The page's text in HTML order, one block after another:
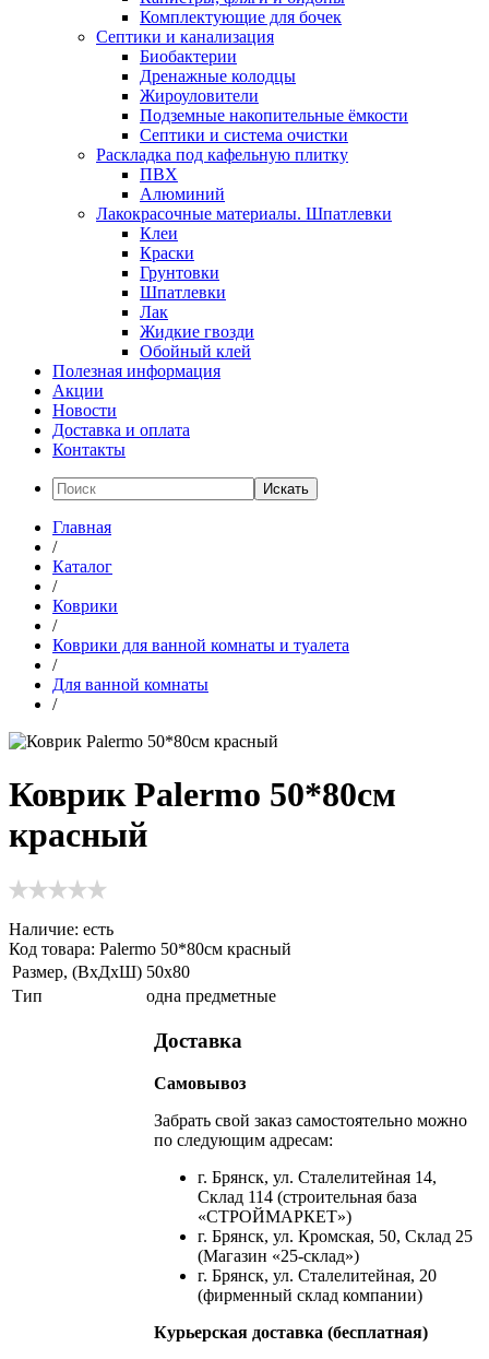
Комплектующие для бочек
Септики и канализация
Биобактерии
Дренажные колодцы
Жироуловители
Подземные накопительные ёмкости
Септики и система очистки
Раскладка под кафельную плитку
ПВХ
Алюминий
Лакокрасочные материалы. Шпатлевки
Клеи
Краски
Грунтовки
Шпатлевки
Лак
Жидкие гвозди
Обойный клей
Полезная информация
Акции
Новости
Доставка и оплата
Контакты
Искать
Главная
/
Каталог
/
Коврики
/
Коврики для ванной комнаты и туалета
/
Для ванной комнаты
/
Коврик Palermo 50*80см
красный
Наличие: есть
Код товара: Palermo 50*80см красный
Размер, (ВхДхШ) 50х80
Тип
одна предметные
Доставка
Самовывоз
Забрать свой заказ самостоятельно можно
по следующим адресам:
г. Брянск, ул. Сталелитейная 14,
Склад 114 (строительная база
«СТРОЙМАРКЕТ»)
г. Брянск, ул. Кромская, 50, Склад 25
(Магазин «25-склад»)
г. Брянск, ул. Сталелитейная, 20
(фирменный склад компании)
Курьерская доставка (бесплатная)